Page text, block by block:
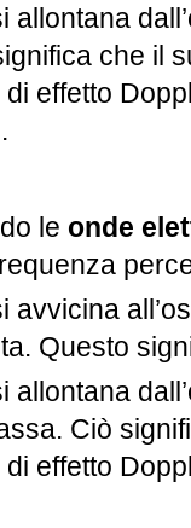
allontana
che il
effetto
le onde
avvicina
Questo
allontana
Ciò
effetto